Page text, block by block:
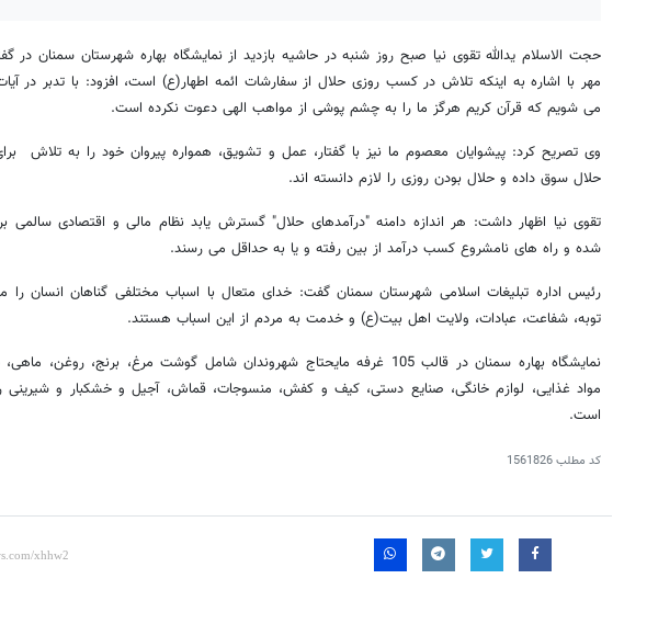
حجت الاسلام یدالله تقوی نیا صبح روز شنبه در حاشیه بازدید از نمایشگاه بهاره شهرستان سمنان در
مهر با اشاره به اینکه تلاش در کسب روزی حلال از سفارشات ائمه اطهار(ع) است، افزود: با تدبر در
می شویم که قرآن کریم هرگز ما را به چشم پوشی از مواهب الهی دعوت نکرده است.
وی تصریح کرد: پیشوایان معصوم ما نیز با گفتار، عمل و تشویق، همواره پیروان خود را به تلاش
حلال سوق داده و حلال بودن روزی را لازم دانسته اند.
تقوی نیا اظهار داشت: هر اندازه دامنه "درآمدهای حلال" گسترش یابد نظام مالی و اقتصادی سالمی
شده و راه های نامشروع کسب درآمد از بین رفته و یا به حداقل می رسند.
رئیس اداره تبلیغات اسلامی شهرستان سمنان گفت: خدای متعال با اسباب مختلفی گناهان انسان
توبه، شفاعت، عبادات، ولایت اهل بیت(ع) و خدمت به مردم از این اسباب هستند.
نمایشگاه بهاره سمنان در قالب 105 غرفه مایحتاج شهروندان شامل گوشت مرغ، برنج، روغن،
مواد غذایی، لوازم خانگی، صنایع دستی، کیف و کفش، منسوجات، قماش، آجیل و خشکبار و شیرینی
است.
کد مطلب1561826